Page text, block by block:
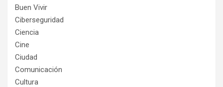
Buen Vivir
Ciberseguridad
Ciencia
Cine
Ciudad
Comunicación
Cultura